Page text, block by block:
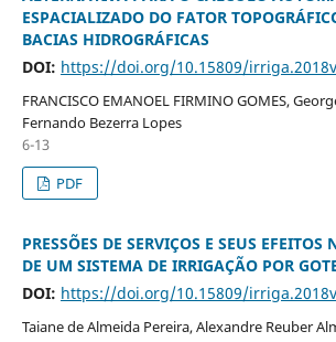
ESPACIALIZADO DO FATOR
BACIAS HIDROGRÁFICAS
DOI: https://doi.org/10.15809/
FRANCISCO EMANOEL FIRMINO GOMES,
Fernando Bezerra Lopes
6-13
PDF
PRESSÕES DE SERVIÇOS E SEUS
DE UM SISTEMA DE IRRIGAÇÃO POR
DOI: https://doi.org/10.15809/
Taiane de Almeida Pereira, Alexandre Reuber